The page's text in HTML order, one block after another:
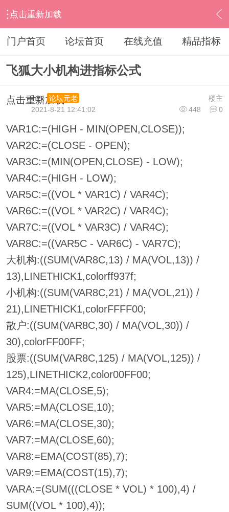
点击重新加载
› 其他股票软件 › 飞狐 › 内容
门户首页 论坛首页 在线充值 精品指标
飞狐大小机构进指标公式
点击重新加载 楼主
ihzx
论坛元老
448
0
2021-8-21 12:41:02
VAR1C:=(HIGH - MIN(OPEN,CLOSE));
VAR2C:=(CLOSE - OPEN);
VAR3C:=(MIN(OPEN,CLOSE) - LOW);
VAR4C:=(HIGH - LOW);
VAR5C:=((VOL * VAR1C) / VAR4C);
VAR6C:=((VOL * VAR2C) / VAR4C);
VAR7C:=((VOL * VAR3C) / VAR4C);
VAR8C:=((VAR5C - VAR6C) - VAR7C);
大机构:((SUM(VAR8C,13) / MA(VOL,13)) /
13),LINETHICK1,colorff937f;
小机构:((SUM(VAR8C,21) / MA(VOL,21)) /
21),LINETHICK1,colorFFFF00;
散户:((SUM(VAR8C,30) / MA(VOL,30)) /
30),colorFF00FF;
股票:((SUM(VAR8C,125) / MA(VOL,125)) /
125),LINETHICK2,color00FF00;
VAR4:=MA(CLOSE,5);
VAR5:=MA(CLOSE,10);
VAR6:=MA(CLOSE,30);
VAR7:=MA(CLOSE,60);
VAR8:=EMA(COST(85),7);
VAR9:=EMA(COST(15),7);
VARA:=(SUM(((CLOSE * VOL) * 100),4) /
SUM((VOL * 100),4));